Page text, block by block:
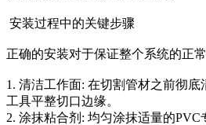
安装过程中的关键步骤
正确的安装对于保证整个系统的正
1. 清洁工作面: 在切割管材之前彻底
工具平整切口边缘。
2. 涂抹粘合剂: 均匀涂抹适量的